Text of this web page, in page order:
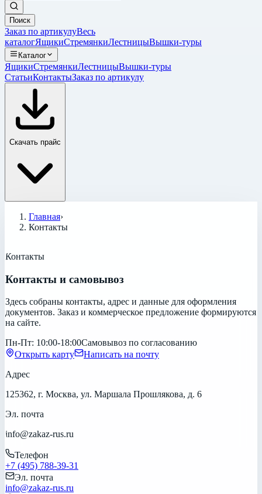
Поиск
Заказ по артикулуВесь
каталогЯщикиСтремянкиЛестницыВышки-туры
Каталог
ЯщикиСтремянкиЛестницыВышки-туры
СтатьиКонтактыЗаказ по артикулу
Скачать прайс
Главная›
Контакты
Контакты
Контакты и самовывоз
Здесь собраны контакты, адрес и данные для оформления
документов. Заказ и коммерческое предложение формируются
на сайте.
Пн-Пт: 10:00-18:00Самовывоз по согласованию
Открыть карту
Написать на почту
Адрес
125362, г. Москва, ул. Маршала Прошлякова, д. 6
Эл. почта
info@zakaz-rus.ru
Телефон
+7 (495) 788-39-31
Эл. почта
info@zakaz-rus.ru